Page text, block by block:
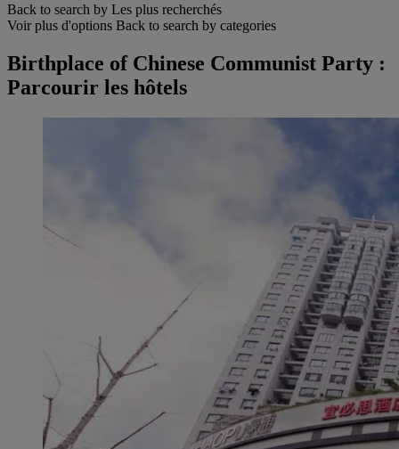
Back to search by Les plus recherchés
Voir plus d'options Back to search by categories
Birthplace of Chinese Communist Party :
Parcourir les hôtels